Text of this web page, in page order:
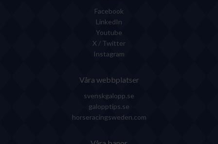
Facebook
LinkedIn
Youtube
X / Twitter
Instagram
Våra webbplatser
svenskgalopp.se
galopptips.se
horseracingsweden.com